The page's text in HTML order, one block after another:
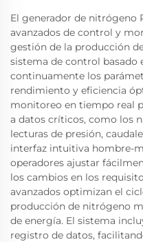
El generador de nitrógeno
avanzados de control y
gestión de la producción
sistema de control basado
continuamente los
rendimiento y eficiencia
monitoreo en tiempo real
a datos críticos, como los
lecturas de presión,
interfaz intuitiva hombre-
operadores ajustar
los cambios en los
avanzados optimizan el
producción de nitrógeno
de energía. El sistema
registro de datos,